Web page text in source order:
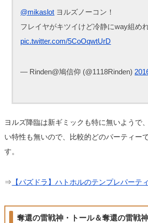
@mikaslot ヨルズノーコン！
フレイヤがキツイけど冷静にway組め
pic.twitter.com/5CoOqwtUrD
— Rinden@鳩信仰 (@1118Rinden)
ヨルズ降臨は新ギミックも特に無いようで
い特性も無いので、比較的どのパーティー
す。
⇒ 【パズドラ】ハトホルのテンプレパーテ
奪還の雷戦神・トール＆奪還の雷戦